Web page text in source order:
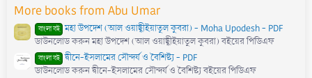
(
s
)
More books from Abu Umar
বাংলা বই মহা উপদেশ (আল ওয়াছ্বীইয়াতুল কুবরা) - Moha Upodesh - PDF
ডাউনলোড করুন মহা উপদেশ (আল ওয়াছ্বীইয়াতুল কুবরা) বইয়ের পিডিএফ
বাংলা বই দ্বীনে-ইসলামের সৌন্দর্য ও বৈশিষ্ট্য - PDF
ডাউনলোড করুন দ্বীনে-ইসলামের সৌন্দর্য ও বৈশিষ্ট্য বইয়ের পিডিএফ